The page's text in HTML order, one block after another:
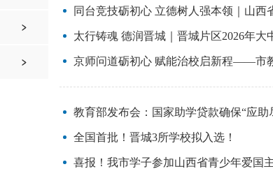
同台竞技砺初心 立德树人强本领｜山西
太行铸魂 德润晋城｜晋城片区2026年大
京师问道砺初心 赋能治校启新程——市
教育部发布会：国家助学贷款确保“应助
全国首批！晋城3所学校拟入选！
喜报！我市学子参加山西省青少年爱国